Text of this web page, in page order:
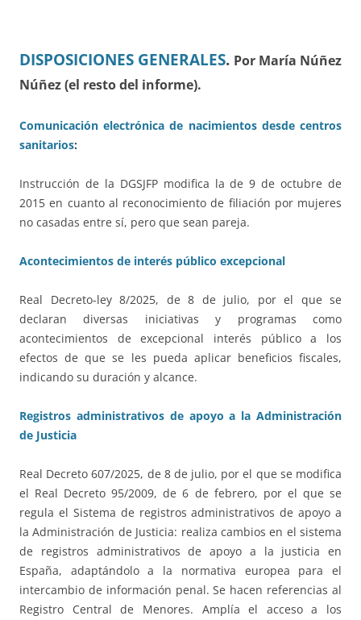
DISPOSICIONES GENERALES. Por María Núñez
Núñez (el resto del informe).
Comunicación electrónica de nacimientos desde centros
sanitarios:
Instrucción de la DGSJFP modifica la de 9 de octubre de
2015 en cuanto al reconocimiento de filiación por mujeres
no casadas entre sí, pero que sean pareja.
Acontecimientos de interés público excepcional
Real Decreto-ley 8/2025, de 8 de julio, por el que se
declaran diversas iniciativas y programas como
acontecimientos de excepcional interés público a los
efectos de que se les pueda aplicar beneficios fiscales,
indicando su duración y alcance.
Registros administrativos de apoyo a la Administración
de Justicia
Real Decreto 607/2025, de 8 de julio, por el que se modifica
el Real Decreto 95/2009, de 6 de febrero, por el que se
regula el Sistema de registros administrativos de apoyo a
la Administración de Justicia: realiza cambios en el sistema
de registros administrativos de apoyo a la justicia en
España, adaptándolo a la normativa europea para el
intercambio de información penal. Se hacen referencias al
Registro Central de Menores. Amplía el acceso a los